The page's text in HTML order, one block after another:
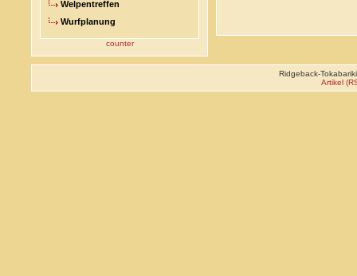
Welpentreffen
Wurfplanung
counter
Ridgeback-
Artikel